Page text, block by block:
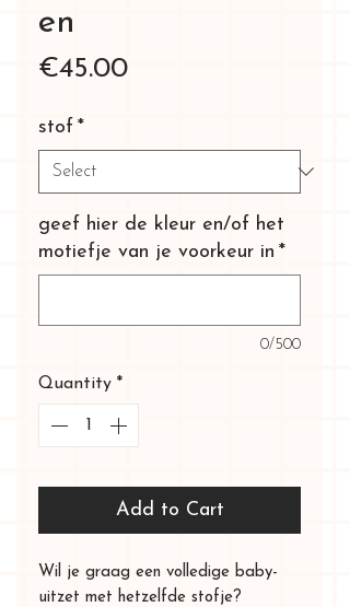
en
€45.00Price
stof *
geef hier de kleur en/of het
motiefje van je voorkeur in *
0/500
Quantity *
Add to Cart
Wil je graag een volledige baby-
uitzet met hetzelfde stofje?